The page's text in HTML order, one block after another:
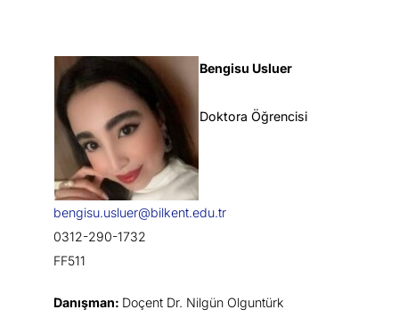
Bengisu Usluer
Doktora Öğrencisi
bengisu.usluer@bilkent.edu.tr
0312-290-1732
FF511
Danışman: Doçent Dr. Nilgün Olguntürk